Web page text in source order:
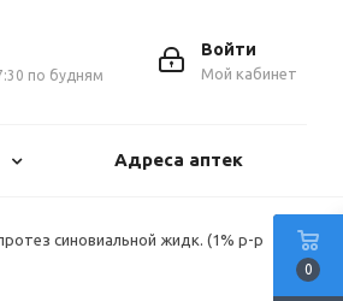
Войти
Мой кабинет
по будням
Адреса аптек
синовиальной жидк. (1% р-р
0